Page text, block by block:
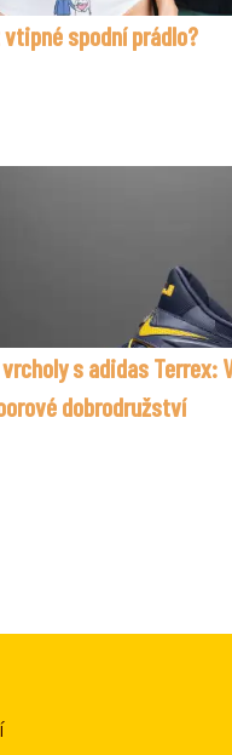
spodní prádlo?
s adidas Terrex:
dobrodružství